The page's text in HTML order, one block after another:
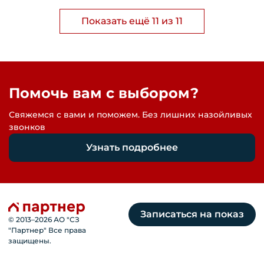
Показать ещё 11 из 11
Помочь вам с выбором?
Свяжемся с вами и поможем. Без лишних назойливых
звонков
Узнать подробнее
© 2013–2026 АО "СЗ
"Партнер" Все права
защищены.
Записаться на показ